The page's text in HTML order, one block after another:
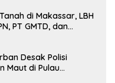
di Makassar, LBH
PT GMTD, dan
Desak Polisi
Maut di Pulau